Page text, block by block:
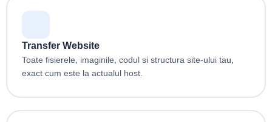
Transfer Website
Toate fisierele, imaginile, codul si structura site-ului tau,
exact cum este la actualul host.